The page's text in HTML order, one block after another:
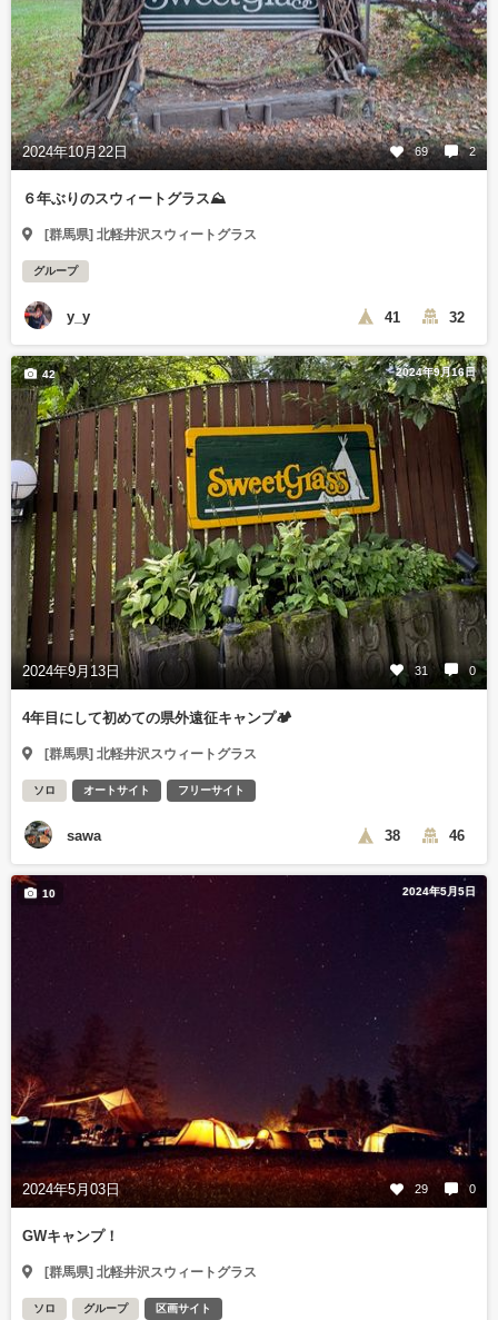
2024年10月22日 69 2
６年ぶりのスウィートグラス⛰️
[群馬県] 北軽井沢スウィートグラス
グループ
y_y 41 32
2024年9月16日
2024年9月13日 31 0
42
4年目にして初めての県外遠征キャンプ🏕️
[群馬県] 北軽井沢スウィートグラス
ソロ オートサイト フリーサイト
sawa 38 46
2024年5月5日
2024年5月03日 29 0
10
GWキャンプ！
[群馬県] 北軽井沢スウィートグラス
ソロ グループ 区画サイト